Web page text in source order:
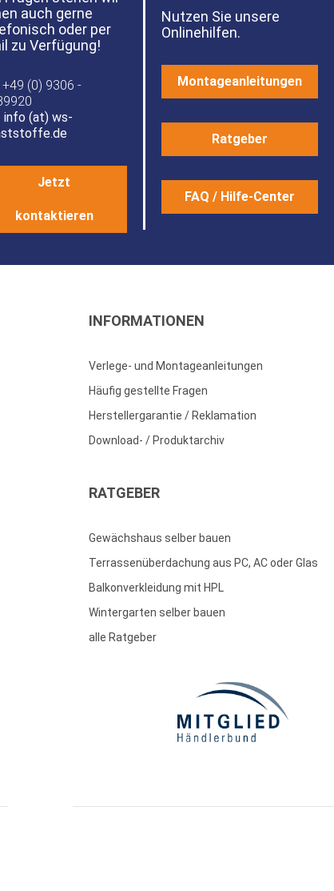
auch gerne
oder per
zu Verfügung!
+49 (0) 9306 -
info (at) ws-
Jetzt
kontaktieren
Nutzen Sie unsere
Onlinehilfen.
Montageanleitungen
Ratgeber
FAQ / Hilfe-Center
INFORMATIONEN
Verlege- und Montageanleitungen
Häufig gestellte Fragen
Herstellergarantie / Reklamation
Download- / Produktarchiv
RATGEBER
Gewächshaus selber bauen
Terrassenüberdachung aus PC, AC oder Glas
Balkonverkleidung mit HPL
Wintergarten selber bauen
alle Ratgeber